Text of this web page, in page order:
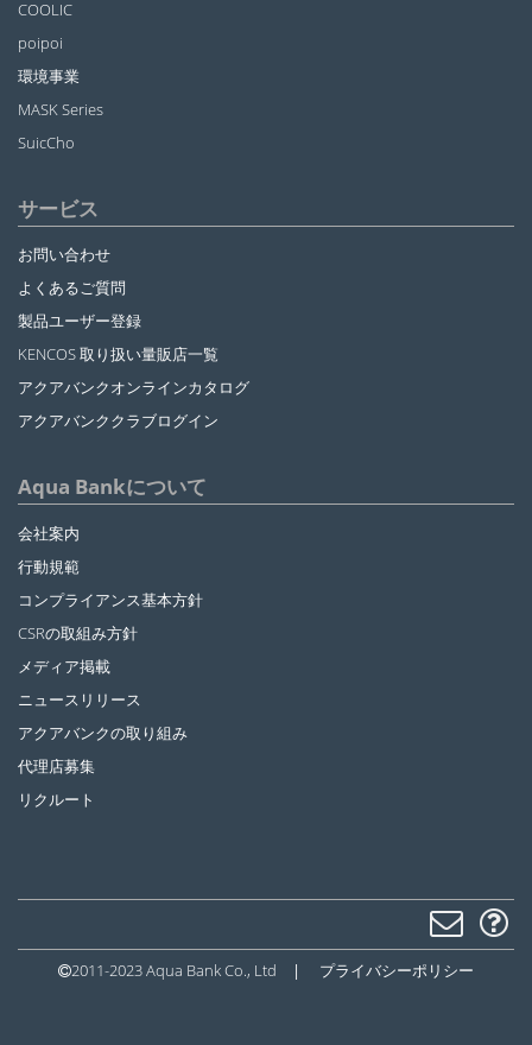
COOLIC
poipoi
環境事業
MASK Series
SuicCho
サービス
お問い合わせ
よくあるご質問
製品ユーザー登録
KENCOS 取り扱い量販店一覧
アクアバンクオンラインカタログ
アクアバンククラブログイン
Aqua Bankについて
会社案内
行動規範
コンプライアンス基本方針
CSRの取組み方針
メディア掲載
ニュースリリース
アクアバンクの取り組み
代理店募集
リクルート
2011-2023 Aqua Bank Co., Ltd | プライバシーポリシー